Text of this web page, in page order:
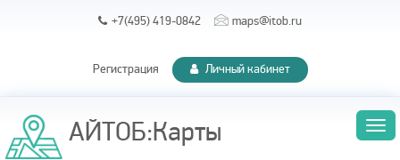
+7(495) 419-0842 maps@itob.ru
Регистрация Личный кабинет
АЙТОБ:Карты